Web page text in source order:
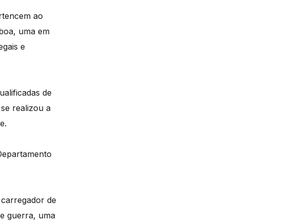
ao
uma em
e
de
realizou a
de
guerra, uma